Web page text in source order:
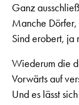
Ganz
Manche Dörfer,
Sind erobert, ja
Wiederum die
Vorwärts auf
Und es lässt